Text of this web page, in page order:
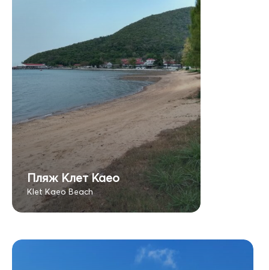
Пляж Клет Каео
Klet Kaeo Beach